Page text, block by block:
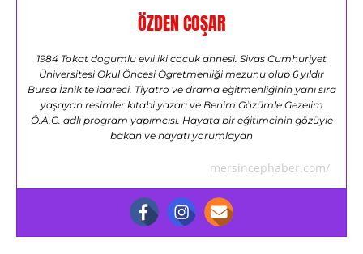
ÖZDEN COŞAR
1984 Tokat dogumlu evli iki cocuk annesi. Sivas Cumhuriyet
Üniversitesi Okul Öncesi Ögretmenliği mezunu olup 6 yıldır
Bursa İznik te idareci. Tiyatro ve drama eğitmenliğinin yanı sıra
yaşayan resimler kitabi yazarı ve Benim Gözümle Gezelim
Ö.A.C. adlı program yapımcısı. Hayata bir eğitimcinin gözüyle
bakan ve hayatı yorumlayan
mersincephaber.com/